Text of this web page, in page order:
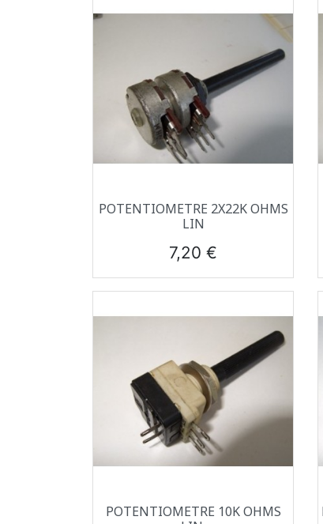
Aperçu rapide
POTENTIOMETRE 2X22K OHMS
LIN
Prix
7,20 €
Aperçu rapide
POTENTIOMETRE 10K OHMS